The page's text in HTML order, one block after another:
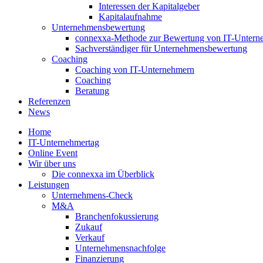
Interessen der Kapitalgeber
Kapitalaufnahme
Unternehmensbewertung
connexxa-Methode zur Bewertung von IT-
Sachverständiger für Unternehmensbewertung
Coaching
Coaching von IT-Unternehmern
Coaching
Beratung
Referenzen
News
Home
IT-Unternehmertag
Online Event
Wir über uns
Die connexxa im Überblick
Leistungen
Unternehmens-Check
M&A
Branchenfokussierung
Zukauf
Verkauf
Unternehmensnachfolge
Finanzierung